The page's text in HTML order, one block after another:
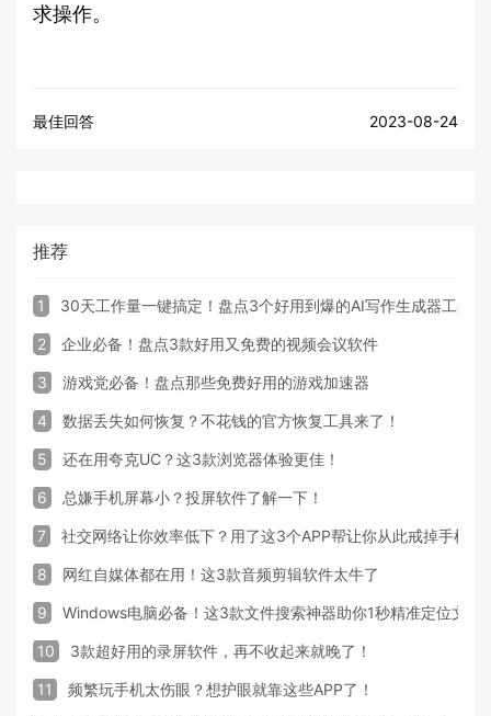
求操作。
最佳回答 2023-08-24
推荐
1 30天工作量一键搞定！盘点3个好用到爆的AI写作生成器工具
2 企业必备！盘点3款好用又免费的视频会议软件
3 游戏党必备！盘点那些免费好用的游戏加速器
4 数据丢失如何恢复？不花钱的官方恢复工具来了！
5 还在用夸克UC？这3款浏览器体验更佳！
6 总嫌手机屏幕小？投屏软件了解一下！
7 社交网络让你效率低下？用了这3个APP帮让你从此戒掉手机！
8 网红自媒体都在用！这3款音频剪辑软件太牛了
9 Windows电脑必备！这3款文件搜索神器助你1秒精准定位文件
10 3款超好用的录屏软件，再不收起来就晚了！
11 频繁玩手机太伤眼？想护眼就靠这些APP了！